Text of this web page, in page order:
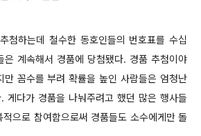
첨하는데 철수한 동호인들의 번호표를 수십
은 계속해서 경품에 당첨됐다. 경품 추첨이야
만 꼼수를 부려 확률을 높인 사람들은 엄청난
게다가 경품을 나눠주려고 했던 많은 행사들
으로 참여함으로써 경품들도 소수에게만 돌